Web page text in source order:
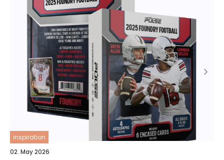
inspiration
02. May 2026